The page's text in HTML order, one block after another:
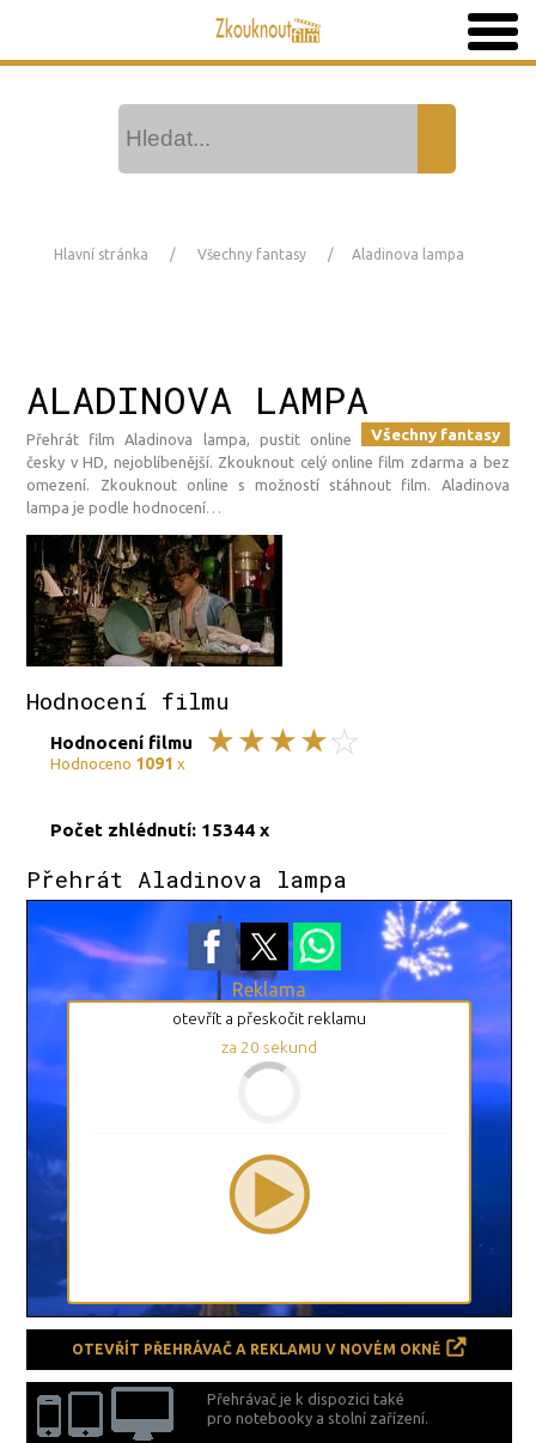
Hlavní stránka Všechny fantasy Aladinova lampa
ALADINOVA LAMPA
Všechny fantasy
Přehrát film Aladinova lampa, pustit online
česky v HD, nejoblíbenější. Zkouknout celý online film zdarma a bez
omezení. Zkouknout online s možností stáhnout film. Aladinova
lampa je podle hodnocení
Hodnocení filmu
Hodnocení filmu
Hodnoceno 1091x
Počet zhlédnutí: 15344 x
Přehrát Aladinova lampa
Reklama
otevřít a přeskočit reklamu
za 19 sekund
OTEVŘÍT PŘEHRÁVAČ A REKLAMU V NOVÉM OKNĚ
Přehrávač je k dispozici také
pro notebooky a stolní zařízení.